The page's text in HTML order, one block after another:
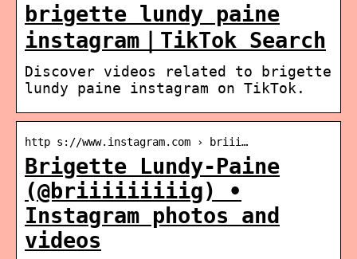
brigette lundy paine
instagram｜TikTok Search
Discover videos related to brigette
lundy paine instagram on TikTok.
http s://www.instagram.com › briii…
Brigette Lundy-Paine
(@briiiiiiiiig) •
Instagram photos and
videos